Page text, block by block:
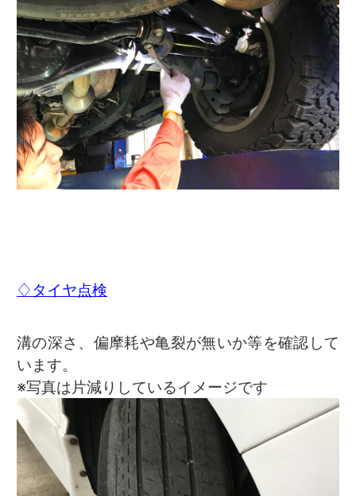
♢タイヤ点検
溝の深さ、偏摩耗や亀裂が無いか等を確認して
います。
※写真は片減りしているイメージです